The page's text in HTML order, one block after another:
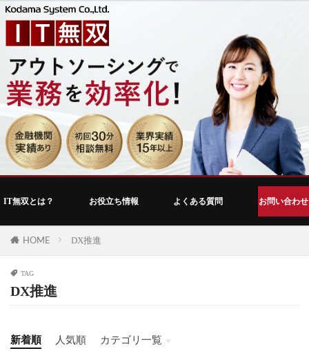
IT無双とは？ お役立ち情報 よくある質問 お問い合わせ
HOME DX推進
TAG
DX推進
新着順 人気順
カテゴリ一覧